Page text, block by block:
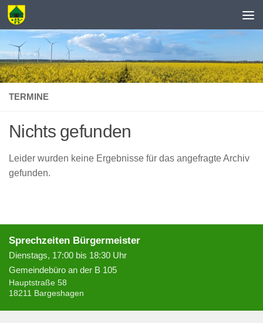
Zum Inhalt springen
TERMINE
Nichts gefunden
Leider wurden keine Ergebnisse für das angefragte Archiv
gefunden.
Sprechzeiten Bürgermeister
Dienstags, 17:00 bis 18:30 Uhr
Gemeindebüro an der B 105
Hauptstraße 58
18211 Bargeshagen